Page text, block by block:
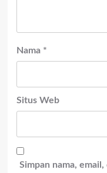
Nama *
Situs Web
Simpan nama,